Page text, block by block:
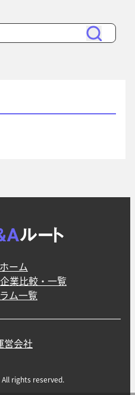
検
索
ホーム
業比較・一覧
ム一覧
営会社
rights reserved.